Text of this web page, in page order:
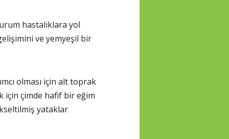
hastalıklara yol
ve yemyeşil bir
olması için alt toprak
için çimde hafif bir eğim
yataklar